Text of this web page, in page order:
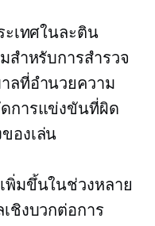
เทศในละติน
สำหรับการสำรวจ
ลที่อำนวยความ
การแข่งขันที่ผิด
องเล่น
พิ่มขึ้นในช่วงหลาย
ชิงบวกต่อการ